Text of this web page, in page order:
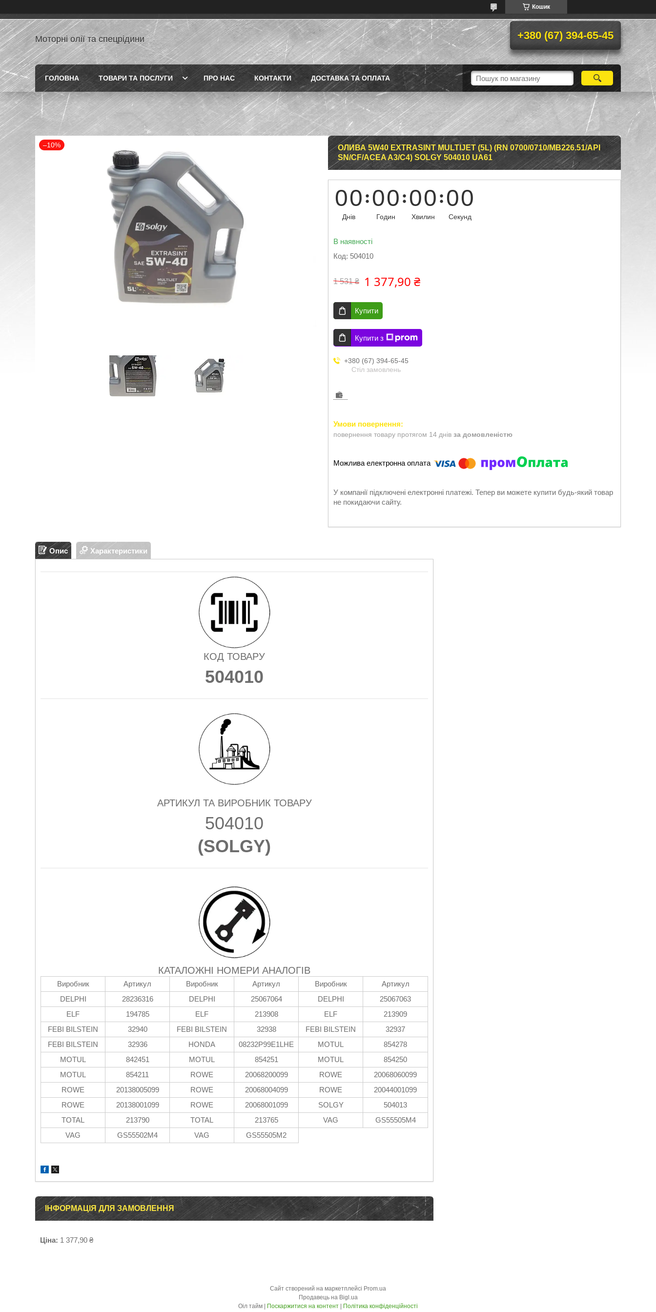
Кошик
Моторні олії та спецрідини +380 (67) 394-65-45
ГОЛОВНА ТОВАРИ ТА ПОСЛУГИ ПРО НАС КОНТАКТИ ДОСТАВКА ТА ОПЛАТА
–10%
ОЛИВА 5W40 EXTRASINT MULTIJET (5L) (RN 0700/0710/MB226.51/API
SN/CF/ACEA A3/C4) SOLGY 504010 UA61
00
Днів
00
Годин
00
Хвилин
00
Секунд
В наявності
Код: 504010
1 531 ₴ 1 377,90 ₴
Купити
Купити з
+380 (67) 394-65-45
Стіл замовлень
повернення товару протягом 14 днів за домовленістю
У компанії підключені електронні платежі. Тепер ви можете купити будь-який товар
не покидаючи сайту.
Опис Характеристики
КОД ТОВАРУ
504010
АРТИКУЛ ТА ВИРОБНИК ТОВАРУ
504010
(SOLGY)
КАТАЛОЖНІ НОМЕРИ АНАЛОГІВ
Виробник Артикул Виробник Артикул Виробник
Артикул
DELPHI
28236316 DELPHI 25067064 DELPHI
25067063
ELF
194785 ELF 213908 ELF
213909
FEBI BILSTEIN
32940 FEBI BILSTEIN 32938 FEBI BILSTEIN
32937
FEBI BILSTEIN
32936 HONDA 08232P99E1LHE MOTUL
854278
MOTUL
842451 MOTUL 854251 MOTUL
854250
MOTUL
854211 ROWE 20068200099 ROWE
20068060099
ROWE
20138005099 ROWE 20068004099 ROWE
20044001099
ROWE
20138001099 ROWE 20068001099 SOLGY
504013
TOTAL
213790 TOTAL 213765 VAG
GS55505M4
VAG
GS55502M4 VAG GS55505M2
ІНФОРМАЦІЯ ДЛЯ ЗАМОВЛЕННЯ
Ціна: 1 377,90 ₴
Сайт створений на маркетплейсі Prom.ua
Продавець на Bigl.ua
Поскаржитися на контент Політика конфіденційності